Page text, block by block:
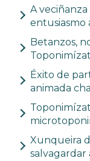
A
entusiasmo
Betanzos,
Éxito de
animada
Xunqueira
salvagardar